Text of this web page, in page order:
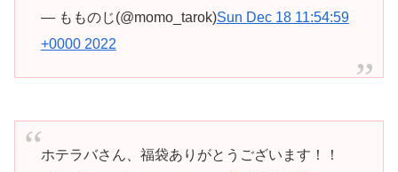
— もものじ(@momo_tarok)Sun Dec 18 11:54:59
+0000 2022
ホテラバさん、福袋ありがとうございます！！